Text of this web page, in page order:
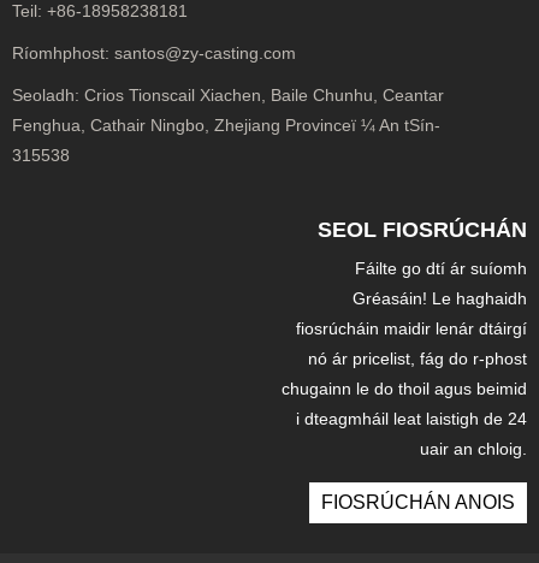
Teil: +86-18958238181
Ríomhphost: santos@zy-casting.com
Seoladh: Crios Tionscail Xiachen, Baile Chunhu, Ceantar
Fenghua, Cathair Ningbo, Zhejiang Provinceï ¼ An tSín-
315538
SEOL FIOSRÚCHÁN
Fáilte go dtí ár suíomh
Gréasáin! Le haghaidh
fiosrúcháin maidir lenár dtáirgí
nó ár pricelist, fág do r-phost
chugainn le do thoil agus beimid
i dteagmháil leat laistigh de 24
uair an chloig.
FIOSRÚCHÁN ANOIS